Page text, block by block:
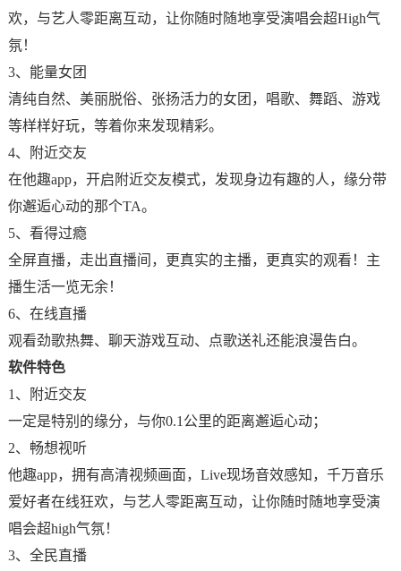
欢，与艺人零距离互动，让你随时随地享受演唱会超High气
氛！
3、能量女团
清纯自然、美丽脱俗、张扬活力的女团，唱歌、舞蹈、游戏
等样样好玩，等着你来发现精彩。
4、附近交友
在他趣app，开启附近交友模式，发现身边有趣的人，缘分带
你邂逅心动的那个TA。
5、看得过瘾
全屏直播，走出直播间，更真实的主播，更真实的观看！主
播生活一览无余！
6、在线直播
观看劲歌热舞、聊天游戏互动、点歌送礼还能浪漫告白。
软件特色
1、附近交友
一定是特别的缘分，与你0.1公里的距离邂逅心动；
2、畅想视听
他趣app，拥有高清视频画面，Live现场音效感知，千万音乐
爱好者在线狂欢，与艺人零距离互动，让你随时随地享受演
唱会超high气氛！
3、全民直播